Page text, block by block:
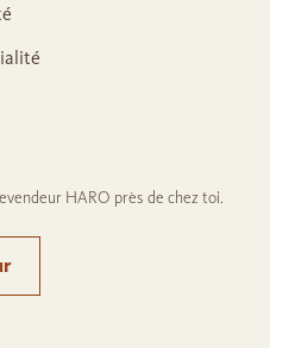
HARO près de chez toi.